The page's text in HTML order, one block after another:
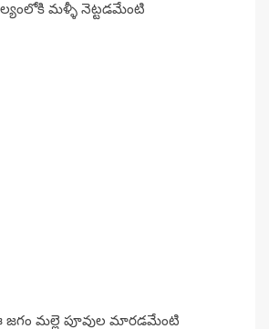
మళ్ళీ నెట్టడమేంటి
జగం మల్లె పూవుల మారడమేంటి